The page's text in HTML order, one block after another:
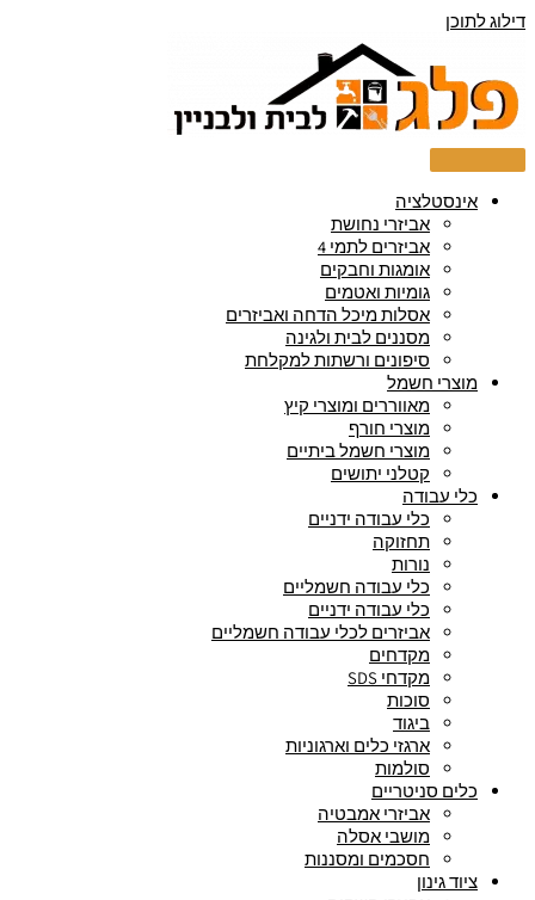
דילוג לתוכן
אינסטלציה
אביזרי נחושת
אביזרים לתמי 4
אומגות וחבקים
גומיות ואטמים
אסלות מיכל הדחה ואביזרים
מסננים לבית ולגינה
סיפונים ורשתות למקלחת
מוצרי חשמל
מאווררים ומוצרי קיץ
מוצרי חורף
מוצרי חשמל ביתיים
קטלני יתושים
כלי עבודה
כלי עבודה ידניים
תחזוקה
נורות
כלי עבודה חשמליים
כלי עבודה ידניים
אביזרים לכלי עבודה חשמליים
מקדחים
מקדחי SDS
סוכות
ביגוד
ארגזי כלים וארגוניות
סולמות
כלים סניטריים
אביזרי אמבטיה
מושבי אסלה
חסכמים ומסננות
ציוד גינון